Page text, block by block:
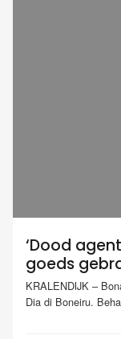
‘Dood
goeds
KRALENDIJK –
Dia di Boneiru.